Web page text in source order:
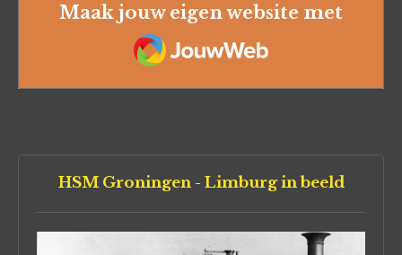
Maak jouw eigen website met
JouwWeb
HSM Groningen - Limburg in beeld